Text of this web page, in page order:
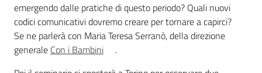
emergendo dalle pratiche di questo periodo? Quali nuovi
codici comunicativi dovremo creare per tornare a capirci?
Se ne parlerà con Maria Teresa Serranò, della direzione
generale Con i Bambini
.